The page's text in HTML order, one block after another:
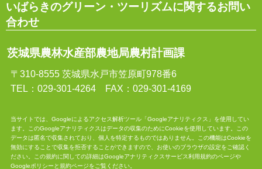
いばらきのグリーン・ツーリズムに関するお問い
合わせ
茨城県農林水産部農地局農村計画課
〒310-8555 茨城県水戸市笠原町978番6
TEL：029-301-4264 FAX：029-301-4169
当サイトでは、Googleによるアクセス解析ツール「Googleアナリティクス」を使用してい
ます。このGoogleアナリティクスはデータの収集のためにCookieを使用しています。この
データは匿名で収集されており、個人を特定するものではありません。この機能はCookieを
無効にすることで収集を拒否することができますので、お使いのブラウザの設定をご確認く
ださい。この規約に関しての詳細はGoogleアナリティクスサービス利用規約のページや
Googleポリシーと規約ページをご覧ください。